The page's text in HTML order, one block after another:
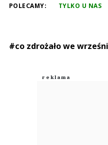
POLECAMY: TYLKO U NAS
#co zdrożało we